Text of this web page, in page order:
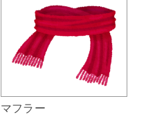
マフラー